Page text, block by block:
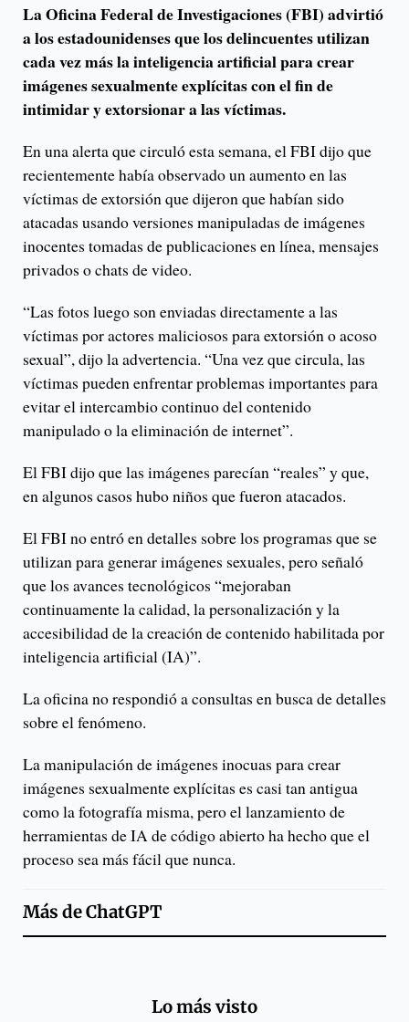
La Oficina Federal de Investigaciones (FBI) advirtió
a los estadounidenses que los delincuentes utilizan
cada vez más la inteligencia artificial para crear
imágenes sexualmente explícitas con el fin de
intimidar y extorsionar a las víctimas.
En una alerta que circuló esta semana, el FBI dijo que
recientemente había observado un aumento en las
víctimas de extorsión que dijeron que habían sido
atacadas usando versiones manipuladas de imágenes
inocentes tomadas de publicaciones en línea, mensajes
privados o chats de video.
“Las fotos luego son enviadas directamente a las
víctimas por actores maliciosos para extorsión o acoso
sexual”, dijo la advertencia. “Una vez que circula, las
víctimas pueden enfrentar problemas importantes para
evitar el intercambio continuo del contenido
manipulado o la eliminación de internet”.
El FBI dijo que las imágenes parecían “reales” y que,
en algunos casos hubo niños que fueron atacados.
El FBI no entró en detalles sobre los programas que se
utilizan para generar imágenes sexuales, pero señaló
que los avances tecnológicos “mejoraban
continuamente la calidad, la personalización y la
accesibilidad de la creación de contenido habilitada por
inteligencia artificial (IA)”.
La oficina no respondió a consultas en busca de detalles
sobre el fenómeno.
La manipulación de imágenes inocuas para crear
imágenes sexualmente explícitas es casi tan antigua
como la fotografía misma, pero el lanzamiento de
herramientas de IA de código abierto ha hecho que el
proceso sea más fácil que nunca.
Más deChatGPT
Lo más visto